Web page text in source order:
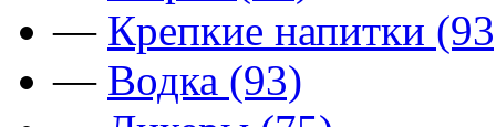
— Крепкие напитки
— Водка (93)